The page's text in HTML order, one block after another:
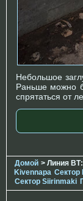
Небольшое
Раньше можно
спрятаться от
Домой > Линия ВТ:
Kivennapa Сектор
Сектор Siirinmaki